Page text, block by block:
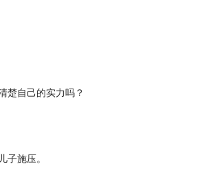
自己的实力吗？
施压。